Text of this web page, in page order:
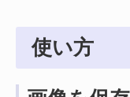
使い方